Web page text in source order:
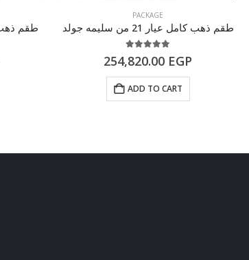
طقم ذهب كامل
PACKAGE
طقم ذهب كامل عيار 21 من سليمه جولد
254,820.00 EGP
ADD TO CART